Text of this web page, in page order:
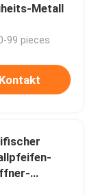
Metall
99 pieces
Kontakt